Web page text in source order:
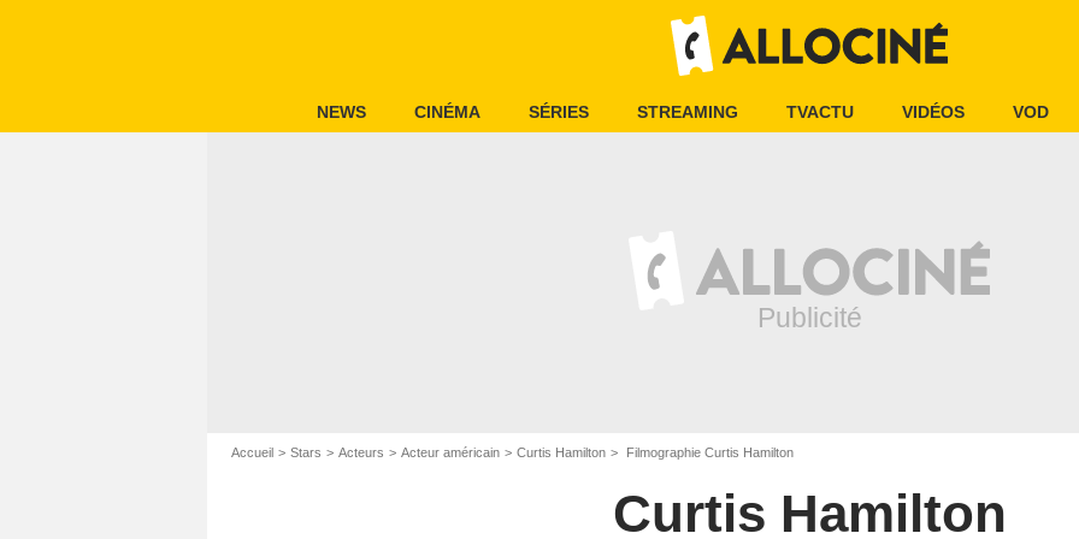
NEWS CINÉMA SÉRIES STREAMING TVACTU VIDÉOS VOD
Accueil Stars Acteurs Acteur américain Curtis Hamilton Filmographie Curtis Hamilton
Curtis Hamilton